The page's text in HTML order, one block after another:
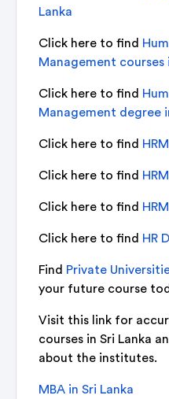
Lanka
Click here to find
Management courses
Click here to find
Management degree
Click here to find
Click here to find
Click here to find
Click here to find HR
Find Private
your future course
Visit this link for
courses in Sri Lanka
about the institutes.
MBA in Sri Lanka